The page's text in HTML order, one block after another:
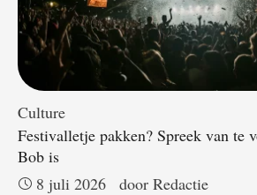
Culture
Festivalletje pakken? Spreek van te
Bob is
8 juli 2026
door Redactie